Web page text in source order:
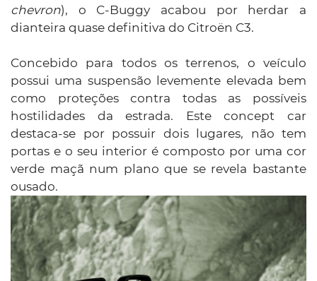
chevron), o C-Buggy acabou por herdar a
dianteira quase definitiva do Citroën C3.
Concebido para todos os terrenos, o veículo
possui uma suspensão levemente elevada bem
como proteções contra todas as possíveis
hostilidades da estrada. Este concept car
destaca-se por possuir dois lugares, não tem
portas e o seu interior é composto por uma cor
verde maçã num plano que se revela bastante
ousado.